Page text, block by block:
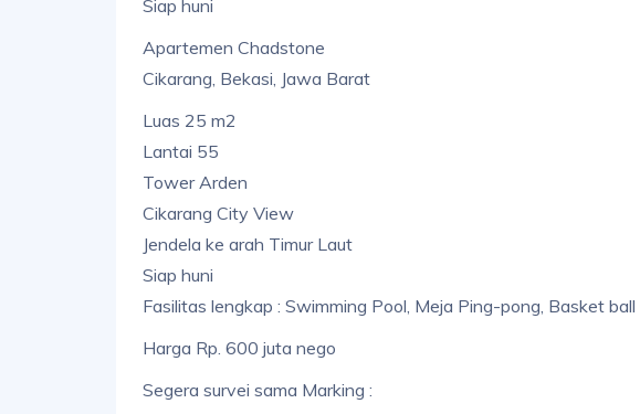
Siap huni
Apartemen Chadstone
Cikarang, Bekasi, Jawa Barat
Luas 25 m2
Lantai 55
Tower Arden
Cikarang City View
Jendela ke arah Timur Laut
Siap huni
Fasilitas lengkap : Swimming Pool, Meja Ping-pong, Basket ball
Harga Rp. 600 juta nego
Segera survei sama Marking :